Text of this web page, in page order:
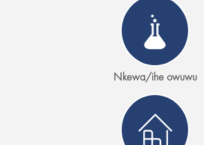
Nkewa/ihe owuwu